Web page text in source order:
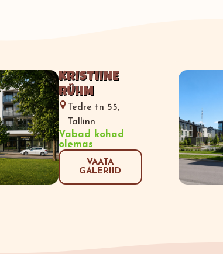
KRISTIINE
RÜHM
Tedre tn 55,
Tallinn
Vabad kohad
olemas
VAATA
GALERIID